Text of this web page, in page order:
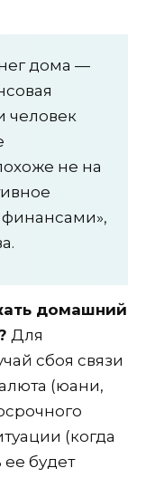
дома —
человек
не на
домашний
Для
сбоя связи
(юани,
(когда
будет